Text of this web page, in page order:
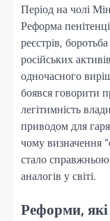
Період на чолі
Реформа
реєстрів,
російських
одночасного
боявся говорити
легітимність
приводом для
чому визначення
стало
аналогів у світі.
Реформи,